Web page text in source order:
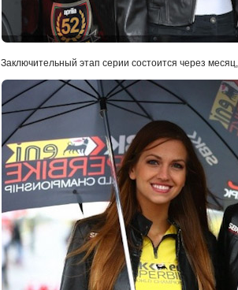
Заключительный этап серии состоится через